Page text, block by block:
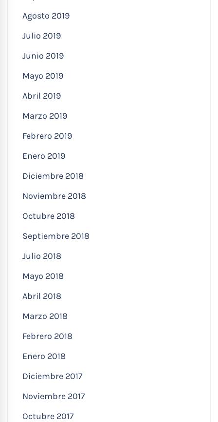
Agosto 2019
Julio 2019
Junio 2019
Mayo 2019
Abril 2019
Marzo 2019
Febrero 2019
Enero 2019
Diciembre 2018
Noviembre 2018
Octubre 2018
Septiembre 2018
Julio 2018
Mayo 2018
Abril 2018
Marzo 2018
Febrero 2018
Enero 2018
Diciembre 2017
Noviembre 2017
Octubre 2017